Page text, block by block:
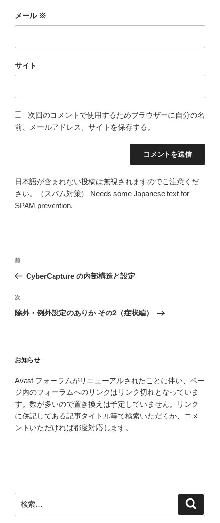
メール ※
サイト
次回のコメントで使用するためブラウザーに自分の名
前、メールアドレス、サイトを保存する。
日本語が含まれない投稿は無視されますのでご注意くだ
さい。（スパム対策） Needs some Japanese text for
SPAM prevention.
投
ナ
ビ
ゲ
ン
前
の
稿
前
CyberCapture の内部構造と設定
次
の
次
除外・例外設定のありか その2（症状編）
お知らせ
Avast フォーラムがリニューアルされたことに伴い、ペー
ジ内のフォーラムへのリンクはリンク切れとなっていま
す。数が多いので置き換えは予定していません。リンク
に併記してある記事タイトル等で検索いただくか、コメ
ントいただければ都度対応します。
索: